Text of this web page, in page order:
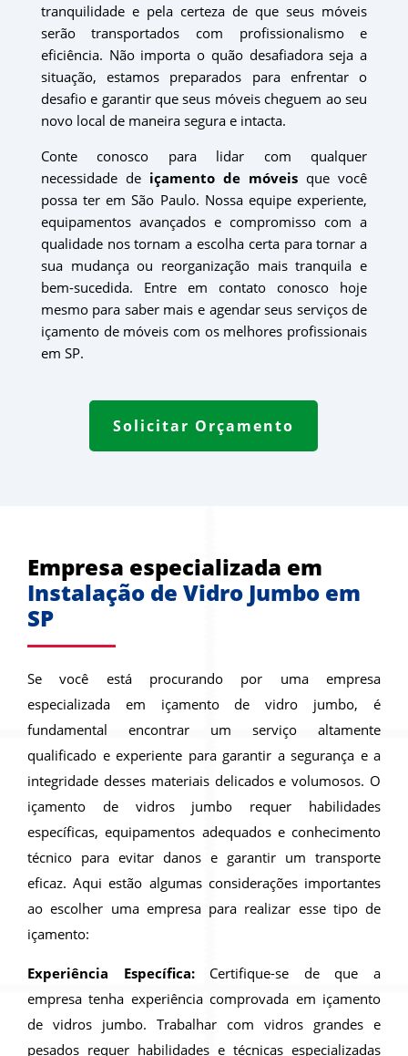
tranquilidade e pela certeza de que seus móveis
serão transportados com profissionalismo e
eficiência. Não importa o quão desafiadora seja a
situação, estamos preparados para enfrentar o
desafio e garantir que seus móveis cheguem ao seu
novo local de maneira segura e intacta.
Conte conosco para lidar com qualquer
necessidade de içamento de móveis que você
possa ter em São Paulo. Nossa equipe experiente,
equipamentos avançados e compromisso com a
qualidade nos tornam a escolha certa para tornar a
sua mudança ou reorganização mais tranquila e
bem-sucedida. Entre em contato conosco hoje
mesmo para saber mais e agendar seus serviços de
içamento de móveis com os melhores profissionais
em SP.
Solicitar Orçamento
Empresa especializada em
Instalação de Vidro Jumbo em
SP
Se você está procurando por uma empresa
especializada em içamento de vidro jumbo, é
fundamental encontrar um serviço altamente
qualificado e experiente para garantir a segurança e a
integridade desses materiais delicados e volumosos. O
içamento de vidros jumbo requer habilidades
específicas, equipamentos adequados e conhecimento
técnico para evitar danos e garantir um transporte
eficaz. Aqui estão algumas considerações importantes
ao escolher uma empresa para realizar esse tipo de
içamento:
Experiência Específica:Certifique-se de que a
empresa tenha experiência comprovada em içamento
de vidros jumbo. Trabalhar com vidros grandes e
pesados requer habilidades e técnicas especializadas